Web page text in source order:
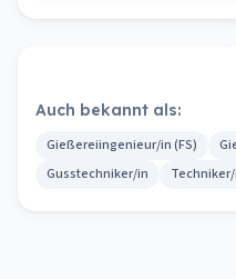
Auch bekannt als:
Gießereiingenieur/in (FS)
Gusstechniker/in